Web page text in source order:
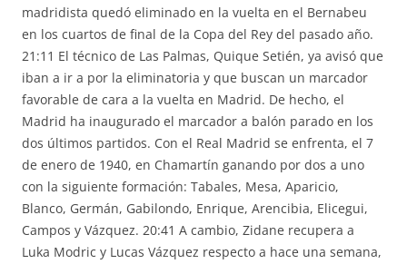
madridista quedó eliminado en la vuelta en el Bernabeu
en los cuartos de final de la Copa del Rey del pasado año.
21:11 El técnico de Las Palmas, Quique Setién, ya avisó que
iban a ir a por la eliminatoria y que buscan un marcador
favorable de cara a la vuelta en Madrid. De hecho, el
Madrid ha inaugurado el marcador a balón parado en los
dos últimos partidos. Con el Real Madrid se enfrenta, el 7
de enero de 1940, en Chamartín ganando por dos a uno
con la siguiente formación: Tabales, Mesa, Aparicio,
Blanco, Germán, Gabilondo, Enrique, Arencibia, Elicegui,
Campos y Vázquez. 20:41 A cambio, Zidane recupera a
Luka Modric y Lucas Vázquez respecto a hace una semana,